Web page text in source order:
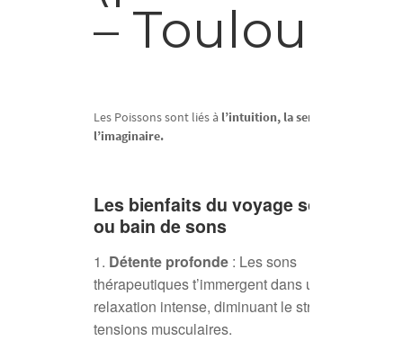
– Toulouse
Les Poissons sont liés à l’intuition, la sensibilité et
l’imaginaire.
Les bienfaits du voyage sonore
ou bain de sons
Détente profonde : Les sons
thérapeutiques t’immergent dans une
relaxation intense, diminuant le stress et les
tensions musculaires.